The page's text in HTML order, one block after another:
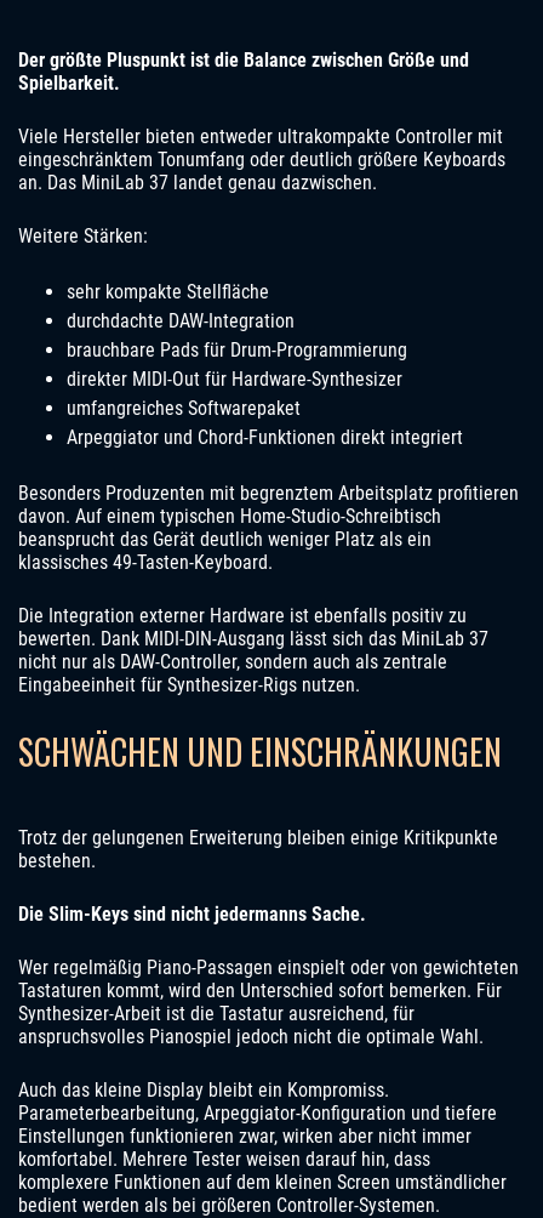
Der größte Pluspunkt ist die Balance zwischen Größe und
Spielbarkeit.
Viele Hersteller bieten entweder ultrakompakte Controller mit
eingeschränktem Tonumfang oder deutlich größere Keyboards
an. Das MiniLab 37 landet genau dazwischen.
Weitere Stärken:
sehr kompakte Stellfläche
durchdachte DAW-Integration
brauchbare Pads für Drum-Programmierung
direkter MIDI-Out für Hardware-Synthesizer
umfangreiches Softwarepaket
Arpeggiator und Chord-Funktionen direkt integriert
Besonders Produzenten mit begrenztem Arbeitsplatz profitieren
davon. Auf einem typischen Home-Studio-Schreibtisch
beansprucht das Gerät deutlich weniger Platz als ein
klassisches 49-Tasten-Keyboard.
Die Integration externer Hardware ist ebenfalls positiv zu
bewerten. Dank MIDI-DIN-Ausgang lässt sich das MiniLab 37
nicht nur als DAW-Controller, sondern auch als zentrale
Eingabeeinheit für Synthesizer-Rigs nutzen.
SCHWÄCHEN UND EINSCHRÄNKUNGEN
Trotz der gelungenen Erweiterung bleiben einige Kritikpunkte
bestehen.
Die Slim-Keys sind nicht jedermanns Sache.
Wer regelmäßig Piano-Passagen einspielt oder von gewichteten
Tastaturen kommt, wird den Unterschied sofort bemerken. Für
Synthesizer-Arbeit ist die Tastatur ausreichend, für
anspruchsvolles Pianospiel jedoch nicht die optimale Wahl.
Auch das kleine Display bleibt ein Kompromiss.
Parameterbearbeitung, Arpeggiator-Konfiguration und tiefere
Einstellungen funktionieren zwar, wirken aber nicht immer
komfortabel. Mehrere Tester weisen darauf hin, dass
komplexere Funktionen auf dem kleinen Screen umständlicher
bedient werden als bei größeren Controller-Systemen.